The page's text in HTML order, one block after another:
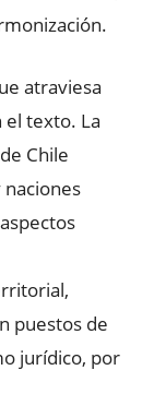
atraviesa
el texto. La
Chile
puestos de
jurídico, por